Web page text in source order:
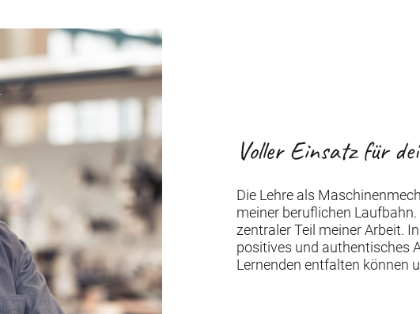
Voller Einsatz für
Die Lehre als
meiner beruflichen
zentraler Teil meiner Arbeit.
positives und authentisches
Lernenden entfalten können